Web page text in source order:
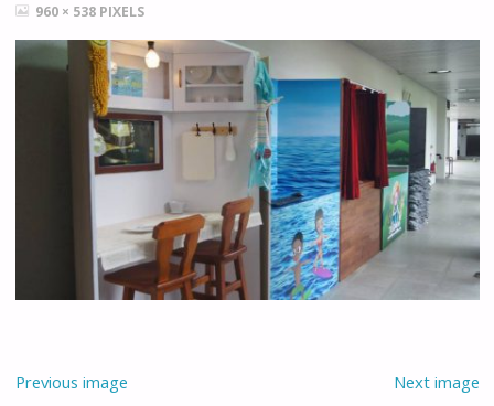
FULL960 × 538 PIXELS
Previous image Next image